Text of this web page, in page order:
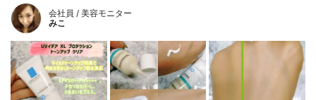
会社員 / 美容モニター
みこ